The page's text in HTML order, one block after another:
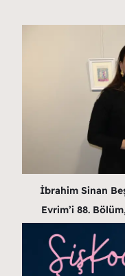
İbrahim Sinan
Evrim’i 88.